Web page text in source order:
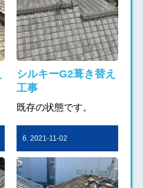
シルキーG2葺き替え
工事
既存の状態です。
6. 2021-11-02